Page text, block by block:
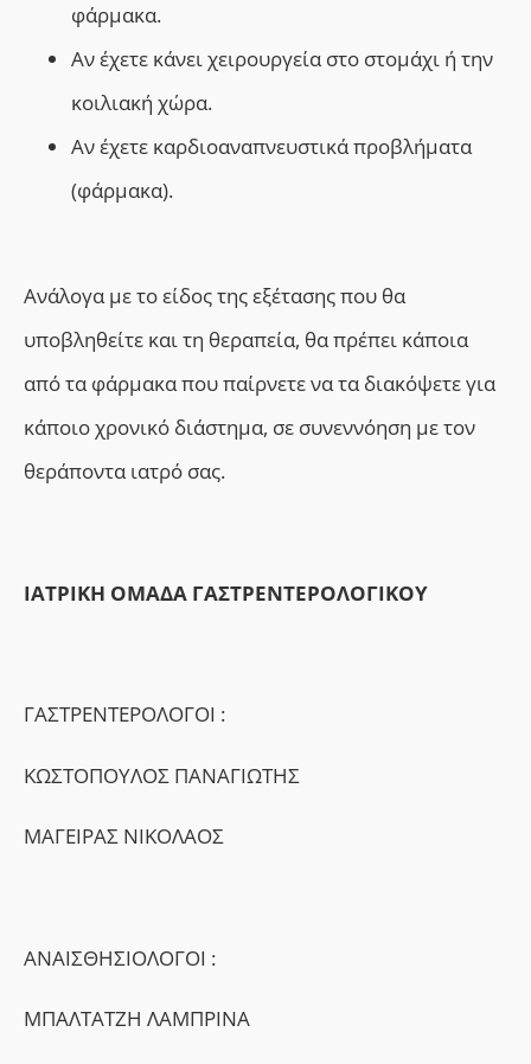
φάρμακα.
Αν έχετε κάνει χειρουργεία στο στομάχι ή την
κοιλιακή χώρα.
Αν έχετε καρδιοαναπνευστικά προβλήματα
(φάρμακα).
Ανάλογα με το είδος της εξέτασης που θα
υποβληθείτε και τη θεραπεία, θα πρέπει κάποια
από τα φάρμακα που παίρνετε να τα διακόψετε για
κάποιο χρονικό διάστημα, σε συνεννόηση με τον
θεράποντα ιατρό σας.
ΙΑΤΡΙΚΗ ΟΜΑΔΑ ΓΑΣΤΡΕΝΤΕΡΟΛΟΓΙΚΟΥ
ΓΑΣΤΡΕΝΤΕΡΟΛΟΓΟΙ :
ΚΩΣΤΟΠΟΥΛΟΣ ΠΑΝΑΓΙΩΤΗΣ
ΜΑΓΕΙΡΑΣ ΝΙΚΟΛΑΟΣ
ΑΝΑΙΣΘΗΣΙΟΛΟΓΟΙ :
ΜΠΑΛΤΑΤΖΗ ΛΑΜΠΡΙΝΑ